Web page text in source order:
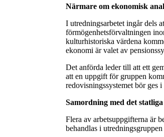
Närmare om ekonomisk
I utredningsarbetet ingår dels
förmögenhetsförvaltningen
kulturhistoriska värdena
ekonomi är valet av
Det anförda leder till att ett
att en uppgift för gruppen
redovisningssystemet bör
Samordning med det
Flera av arbetsuppgifterna är
behandlas i